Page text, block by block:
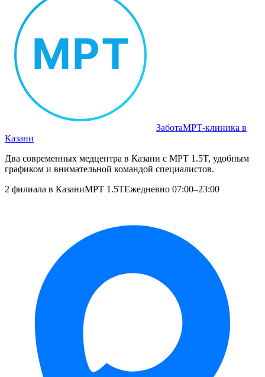
ЗаботаМРТ‑клиника в
Казани
Два современных медцентра в Казани с МРТ 1.5T, удобным
графиком и внимательной командой специалистов.
2 филиала в КазаниМРТ 1.5TЕжедневно 07:00–23:00